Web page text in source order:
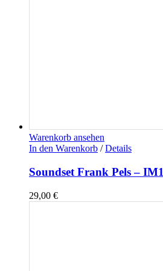
Warenkorb ansehen
In den Warenkorb / Details
Soundset Frank Pels – IM1
29,00 €